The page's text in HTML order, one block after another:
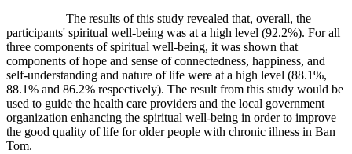
The results of this study revealed that, overall, the
participants' spiritual well-being was at a high level (92.2%). For all
three components of spiritual well-being, it was shown that
components of hope and sense of connectedness, happiness, and
self-understanding and nature of life were at a high level (88.1%,
88.1% and 86.2% respectively). The result from this study would be
used to guide the health care providers and the local government
organization enhancing the spiritual well-being in order to improve
the good quality of life for older people with chronic illness in Ban
Tom.